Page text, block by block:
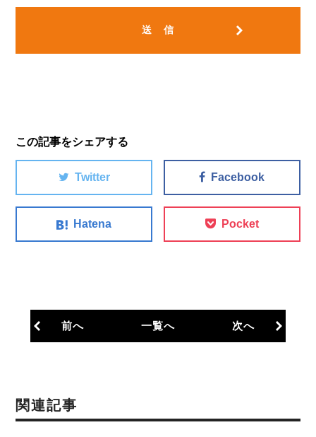
この記事をシェアする
Twitter Facebook
Hatena Pocket
前へ 一覧へ 次へ
関連記事